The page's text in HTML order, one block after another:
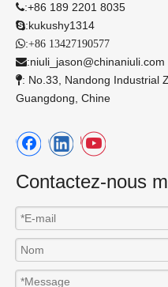
:+86 189 2201 8035
:kukushy1314
:+86 13427190577
:niuli_jason@chinaniuli.com
: No.33, Nandong Industrial
Guangdong, Chine
Contactez-nous